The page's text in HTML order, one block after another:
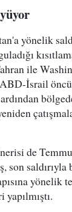
yönelik
ile
İsrail
ardından
de
son
yönelik